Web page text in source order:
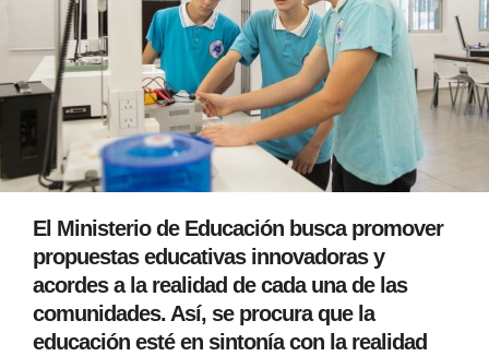
El Ministerio de Educación busca promover
propuestas educativas innovadoras y
acordes a la realidad de cada una de las
comunidades. Así, se procura que la
educación esté en sintonía con la realidad